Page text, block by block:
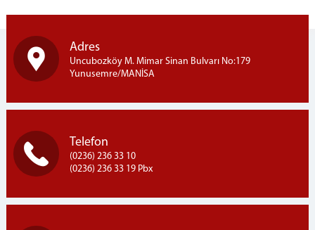
Adres
Uncubozköy M. Mimar Sinan Bulvarı No:179
Yunusemre/MANİSA
Telefon
(0236) 236 33 10
(0236) 236 33 19 Pbx